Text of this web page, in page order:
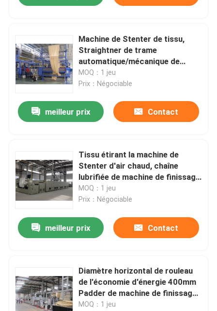
Machine de Stenter de tissu,
Straightner de trame
automatique/mécanique de
machine de finissage de Stenter
MOQ：1 jeu
Prix：Négociable
meilleur prix Contact
Tissu étirant la machine de
Stenter d'air chaud, chaîne
lubrifiée de machine de finissage
de Stenter non -
MOQ：1 jeu
Prix：Négociable
meilleur prix Contact
Diamètre horizontal de rouleau
de l'économie d'énergie 400mm
Padder de machine de finissage
de Stenter de rail
MOQ：1 jeu